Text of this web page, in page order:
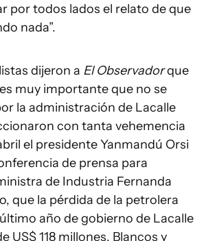
por todos lados el relato de que
nada”.
dijeron a El Observadorque
muy importante que no se
la administración de Lacalle
con tanta vehemencia
el presidente Yanmandú Orsi
de prensa para
de Industria Fernanda
que la pérdida de la petrolera
año de gobierno de Lacalle
US$ 118 millones. Blancos y